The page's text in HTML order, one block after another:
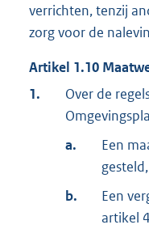
verrichten, tenzij
zorg voor de
Artikel 1.10
1.
Over de
a.
Een
b.
Een
artikel